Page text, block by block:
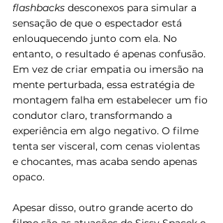
flashbacks desconexos para simular a
sensação de que o espectador está
enlouquecendo junto com ela. No
entanto, o resultado é apenas confusão.
Em vez de criar empatia ou imersão na
mente perturbada, essa estratégia de
montagem falha em estabelecer um fio
condutor claro, transformando a
experiência em algo negativo. O filme
tenta ser visceral, com cenas violentas
e chocantes, mas acaba sendo apenas
opaco.
Apesar disso, outro grande acerto do